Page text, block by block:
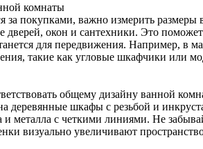
комнаты
за покупками, важно измерить
окон и сантехники. Это поможет
для передвижения. Например, в
такие как угловые шкафчики или
общему дизайну ванной
деревянные шкафы с резьбой и
и металла с четкими линиями. Не
визуально увеличивают